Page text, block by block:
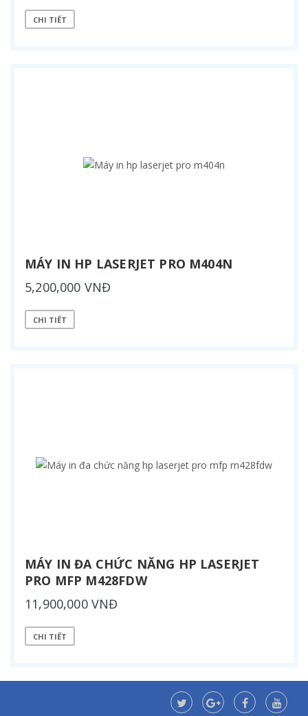
CHI TIẾT
MÁY IN HP LASERJET PRO M404N
5,200,000 VNĐ
CHI TIẾT
MÁY IN ĐA CHỨC NĂNG HP LASERJET
PRO MFP M428FDW
11,900,000 VNĐ
CHI TIẾT